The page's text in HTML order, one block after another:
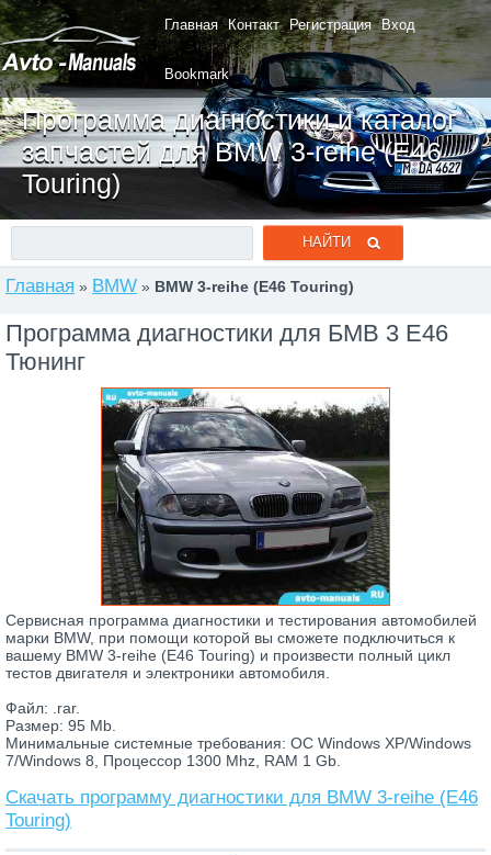
Главная Контакт Регистрация Вход
Bookmark
Программа диагностики и каталог
запчастей для BMW 3-reihe (E46
Touring)
Главная » BMW » BMW 3-reihe (E46 Touring)
Программа диагностики для БМВ 3 Е46
Тюнинг
Сервисная программа диагностики и тестирования автомобилей
марки BMW, при помощи которой вы сможете подключиться к
вашему BMW 3-reihe (E46 Touring) и произвести полный цикл
тестов двигателя и электроники автомобиля.
Файл: .rar.
Размер: 95 Mb.
Минимальные системные требования: ОС Windows XP/Windows
7/Windows 8, Процессор 1300 Mhz, RAM 1 Gb.
Скачать программу диагностики для BMW 3-reihe (E46
Touring)